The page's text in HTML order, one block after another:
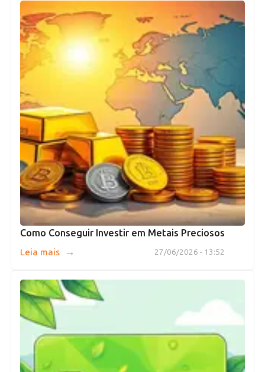
Como Conseguir Investir em Metais Preciosos
27/06/2026 - 13:52
Leia mais →